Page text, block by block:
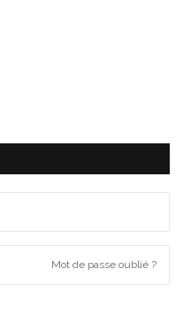
Mot de passe oublié ?